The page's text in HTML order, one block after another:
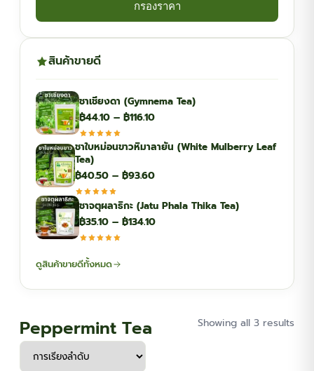
กรองราคา
สินค้าขายดี
ชาเชียงดา (Gymnema Tea)
฿44.10 – ฿116.10Price
฿44.10
฿116.10
ชาใบหม่อนขาวหิมาลายัน (White Mulberry Leaf
Tea)
฿40.50 – ฿93.60Price
฿40.50
through
ชาจตุผลาธิกะ (Jatu Phala Thika Tea)
฿35.10 – ฿134.10Price
ดูสินค้าขายดีทั้งหมด
Peppermint Tea Showing all 3 results